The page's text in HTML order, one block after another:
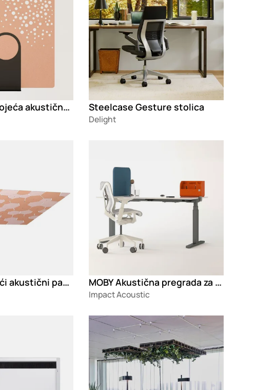
ASTO Samostojeća akustična pregrada za kancelarije Steelcase Gesture stolica
Delight
PLATEAU Viseći akustični panel MOBY Akustična pregrada za radni sto
Impact Acoustic
Loading